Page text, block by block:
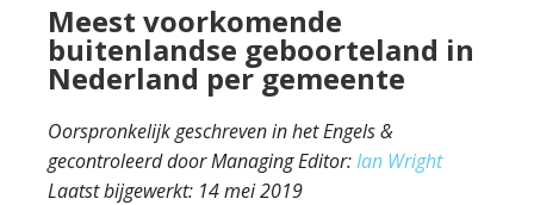
Meest voorkomende
buitenlandse geboorteland in
Nederland per gemeente
Oorspronkelijk geschreven in het Engels &
gecontroleerd door Managing Editor:Ian Wright
Laatst bijgewerkt: 14 mei 2019